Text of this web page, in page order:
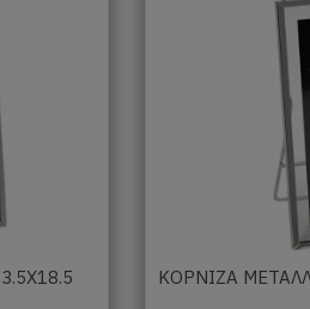
ΚΟΡΝΙΖΑ